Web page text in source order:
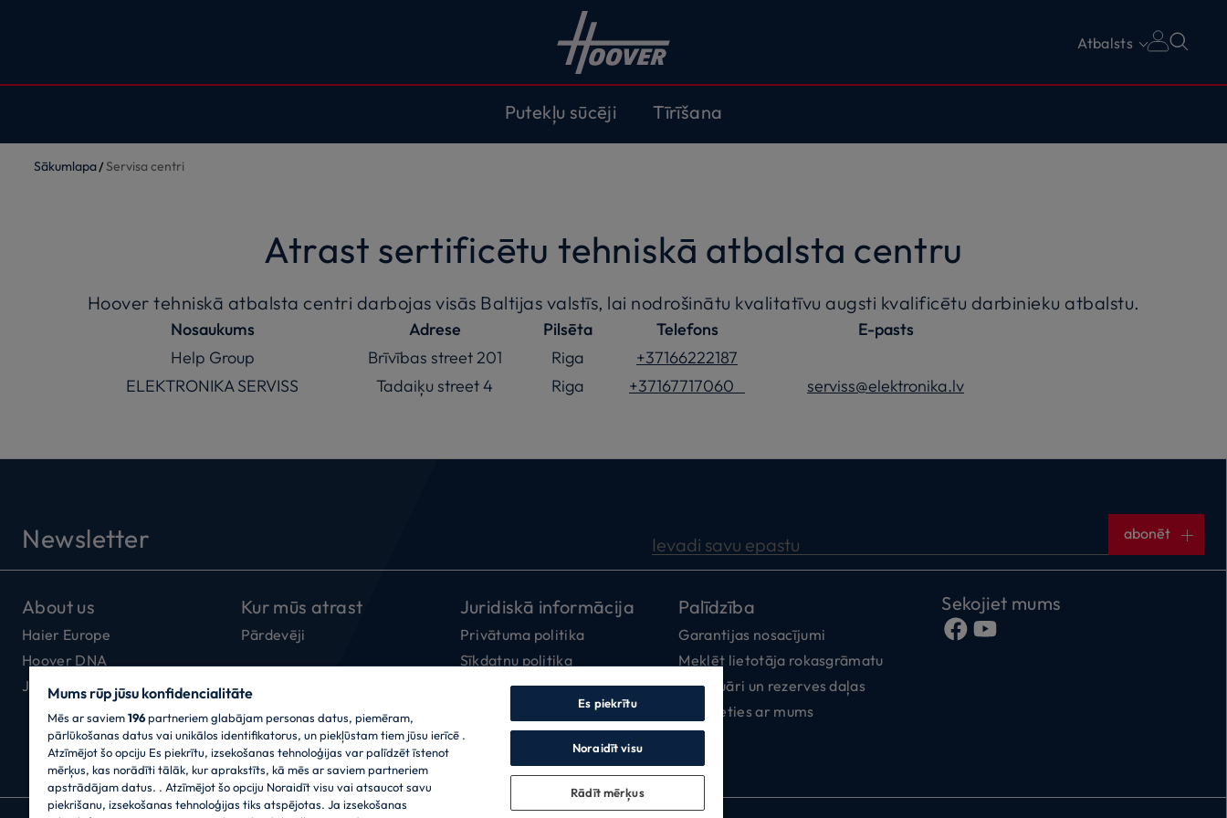
Atbalsts
Putekļu sūcēji Tīrīšana
Sākumlapa Servisa centri
Atrast sertificētu tehniskā atbalsta centru
Hoover tehniskā atbalsta centri darbojas visās Baltijas valstīs, lai nodrošinātu kvalitatīvu augsti kvalificētu darbinieku atbalstu.
Nosaukums Adrese Pilsēta Telefons
E-pasts
Help Group
Brīvības street 201 Riga
+37166222187
ELEKTRONIKA SERVISS
Tadaiķu street 4 Riga +37167717060 serviss@elektronika.lv
Newsletter Ievadi savu epastu abonēt
About us
Haier Europe
Hoover DNA
Jaunumu saņemšana
Kur mūs atrast
Pārdevēji
Juridiskā informācija
Privātuma politika
Sīkdatņu politika
Privatumo nuostatų centras
Paziņojums par piekļūstamību
Code of Ethics
Data Act Policy
Palīdzība
Garantijas nosacījumi
Meklēt lietotāja rokasgrāmatu
Aksesuāri un rezerves daļas
Sazinieties ar mums
Sekojiet mums
Mums rūp jūsu konfidencialitāte
Mēs ar saviem196partneriem glabājam personas datus, piemēram,
pārlūkošanas datus vai unikālos identifikatorus, un piekļūstam tiem jūsu ierīcē .
Atzīmējot šo opciju Es piekrītu, izsekošanas tehnoloģijas var palīdzēt īstenot
mērķus, kas norādīti tālāk, kur aprakstīts, kā mēs ar saviem partneriem
apstrādājam datus. . Atzīmējot šo opciju Noraidīt visu vai atsaucot savu
piekrišanu, izsekošanas tehnoloģijas tiks atspējotas. Ja izsekošanas
Es piekrītu
Noraidīt visu
Rādīt mērķus